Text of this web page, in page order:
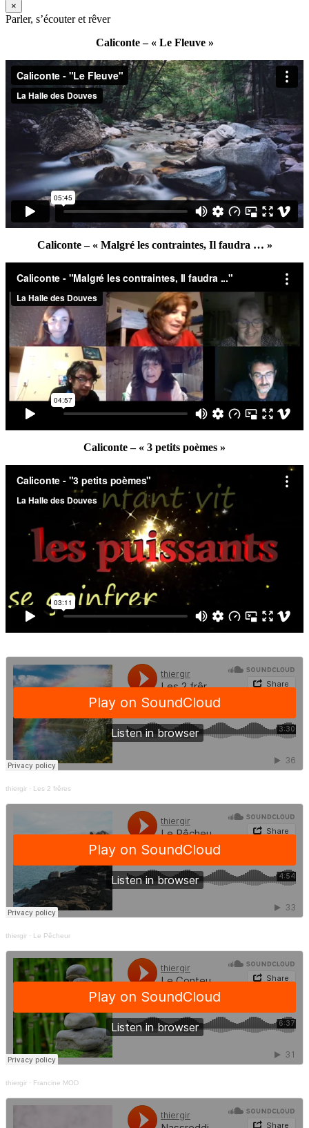
×
Parler, s’écouter et rêver
Caliconte – « Le Fleuve »
Caliconte – « Malgré les contraintes, Il faudra … »
Caliconte – « 3 petits poèmes »
thiergir · Les 2 frêres
thiergir · Le Pêcheur
thiergir · Francine MOD